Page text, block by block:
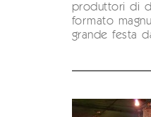
produttori di
formato
grande festa